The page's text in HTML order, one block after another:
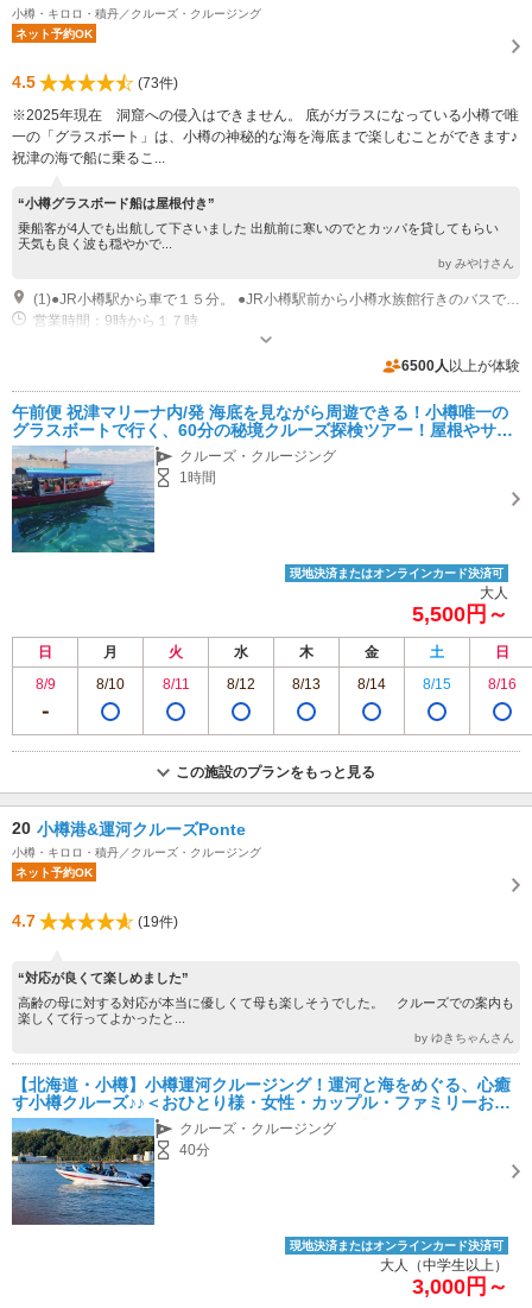
小樽・キロロ・積丹／クルーズ・クルージング
ネット予約OK
4.5
(73件)
※2025年現在 洞窟への侵入はできません。 底がガラスになっている小樽で唯
一の「グラスボート」は、小樽の神秘的な海を海底まで楽しむことができます♪
祝津の海で船に乗るこ...
“小樽グラスボード船は屋根付き”
乗船客が4人でも出航して下さいました 出航前に寒いのでとカッパを貸してもらい
天気も良く波も穏やかで...
by みやけさん
(1)●JR小樽駅から車で１５分。 ●JR小樽駅前から小樽水族館行きのバスで２５分。 （バス停「祝津」から徒歩1分）
営業時間：9時から１７時
6500人 以上が体験
午前便 祝津マリーナ内/発 海底を見ながら周遊できる！小樽唯一の
グラスボートで行く、60分の秘境クルーズ探検ツアー！屋根やサイ
ドシート付！小さなお子様やご高齢のお客様も安心！
クルーズ・クルージング
1時間
現地決済またはオンラインカード決済可
大人
5,500円～
日 月 火 水 木 金 土
日
8/9
8/10 8/11 8/12 8/13 8/14 8/15 8/16
この施設のプランをもっと見る
20 小樽港&運河クルーズPonte
小樽・キロロ・積丹／クルーズ・クルージング
ネット予約OK
4.7 (19件)
“対応が良くて楽しめました”
高齢の母に対する対応が本当に優しくて母も楽しそうでした。 クルーズでの案内も
楽しくて行ってよかったと...
by ゆきちゃんさん
【北海道・小樽】小樽運河クルージング！運河と海をめぐる、心癒
す小樽クルーズ♪♪＜おひとり様・女性・カップル・ファミリーおす
すめ＞
クルーズ・クルージング
40分
現地決済またはオンラインカード決済可
大人（中学生以上）
3,000円～